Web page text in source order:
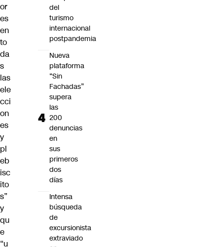
or
es
en
to
da
s
las
ele
cci
on
es
y
pl
eb
isc
ito
s”
y
qu
e
“u
del
turismo
internacional
postpandemia
Nueva
plataforma
“Sin
Fachadas”
supera
las
200
denuncias
en
sus
primeros
dos
días
Intensa
búsqueda
de
excursionista
extraviado